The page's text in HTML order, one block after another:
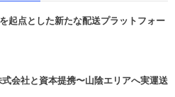
起点とした新たな配送プラットフォー
会社と資本提携〜山陰エリアへ実運送